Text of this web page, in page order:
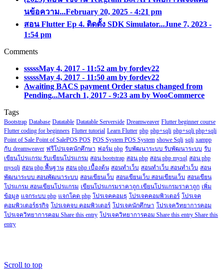
นข้อความ...February 20, 2025 - 4:21 pm
สอน Flutter Ep 4. ติดตั้ง SDK Simulator...June 7, 2023 -
1:54 pm
Comments
sssssMay 4, 2017 - 11:52 am by fordev22
sssssMay 4, 2017 - 11:50 am by fordev22
Awaiting BACS payment Order status changed from
Pending...March 1, 2017 - 9:23 am by WooCommerce
Tags
Bootstrap Database Datatable Datatable Serverside Dreamweaver Flutter beginner course
Flutter coding for beginners Flutter tutorial Learn Flutter php php+sqli php+sqli php+sqli
Point of Sale Point of SalePOS POS POS System POS System showe Sqli sqli xampp
กับ dreamweaver ฟรีโปรเจคนักศึกษา ฟอร์ม php รับพัฒนาระบบ รับพัฒนาระบบ รับ
เขียนโปรแกรม รับเขียนโปรแกรม สอน bootstrap สอน php สอน php mysql สอน php
mysqli สอน php พื้นฐาน สอน php เบื้องต้น สอนทำเว็บ สอนทำเว็บ สอนทำเว็บ สอน
พัฒนาระบบ สอนพัฒนาระบบ สอนเขียนเว็บ สอนเขียนเว็บ สอนเขียนเว็บ สอนเขียน
โปรแกรม สอนเขียนโปรแกรม เขียนโปรแกรมราคาถูก เขียนโปรแกรมราคาถูก เพิ่ม
ข้อมูล แจกระบบ php แจกโคด php โปรเจคคอมธุ โปรเจคคอมพิวเตอร์ โปรเจค
คอมพิวเตอร์ธุรกิจ โปรเจคจบ คอมพิวเตอร์ โปรเจคนักศึกษา โปรเจควิทยาการคอม
โปรเจควิทยาการคอม Share this entry โปรเจควิทยาการคอม Share this entry Share this
entry
Scroll to top